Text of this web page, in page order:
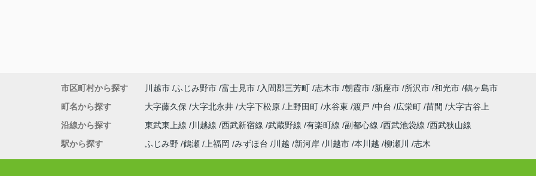
市区町村から探す 川越市 ふじみ野市 富士見市 入間郡三芳町 志木市 朝霞市 新座市 所沢市 和光市 鶴ヶ島市
町名から探す
大字藤久保 大字北永井 大字下松原 上野田町 水谷東 渡戸 中台 広栄町 苗間
大字古谷上
沿線から探す
東武東上線 川越線 西武新宿線 武蔵野線 有楽町線 副都心線 西武池袋線 西武狭山線
駅から探す
ふじみ野 鶴瀬 上福岡 みずほ台 川越 新河岸 川越市 本川越 柳瀬川 志木